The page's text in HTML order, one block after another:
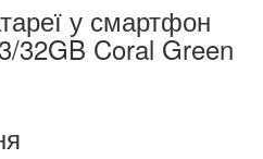
у смартфон
32GB Coral Green